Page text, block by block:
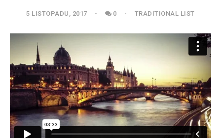
5 LISTOPADU, 2017 0 TRADITIONAL LIST